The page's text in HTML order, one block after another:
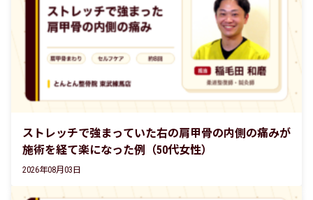
ストレッチで強まっていた右の肩甲骨の内側の痛みが
施術を経て楽になった例（50代女性）
2026年08月03日